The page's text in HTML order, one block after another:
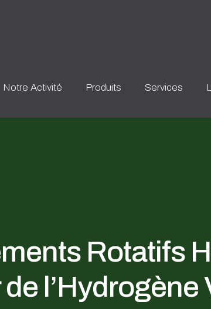
Notre Activité Produits Services
Rotatifs
l’Hydrogène